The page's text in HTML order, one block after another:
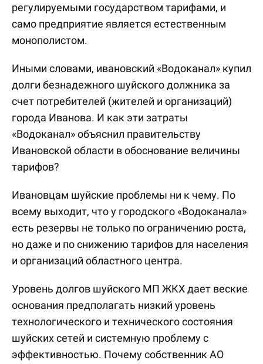
регулируемыми государством тарифами, и
само предприятие является естественным
монополистом.
Иными словами, ивановский «Водоканал» купил
долги безнадежного шуйского должника за
счет потребителей (жителей и организаций)
города Иванова. И как эти затраты
«Водоканал» объяснил правительству
Ивановской области в обоснование величины
тарифов?
Ивановцам шуйские проблемы ни к чему. По
всему выходит, что у городского «Водоканала»
есть резервы не только по ограничению роста,
но даже и по снижению тарифов для населения
и организаций областного центра.
Уровень долгов шуйского МП ЖКХ дает веские
основания предполагать низкий уровень
технологического и технического состояния
шуйских сетей и системную проблему с
эффективностью. Почему собственник АО